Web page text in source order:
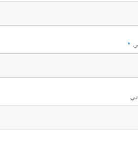
*